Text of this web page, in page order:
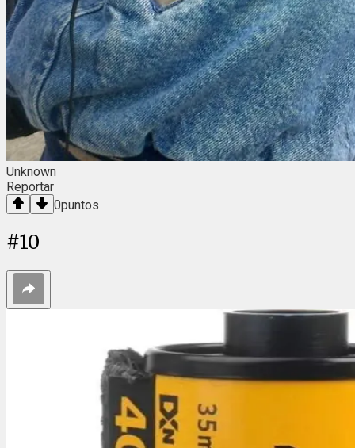
Unknown
Reportar
0puntos
#10